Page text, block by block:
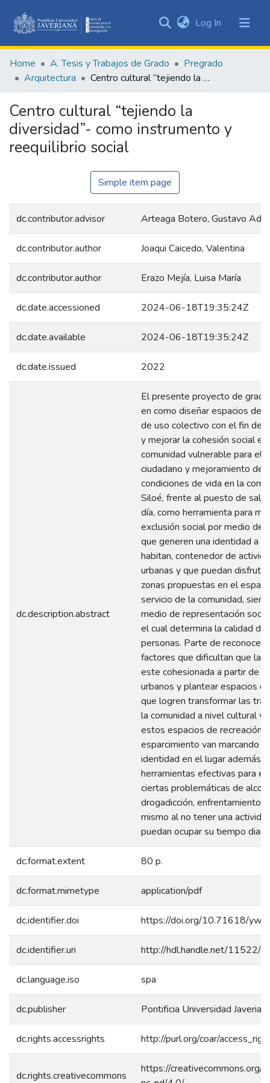
&
Collections
Statistics
Log In (current)
Home A. Tesis y Trabajos de Grado
Pregrado
Arquitectura
Centro cultural “tejiendo la diversidad”- como instrumento y reequilibrio social
Centro cultural “tejiendo la
diversidad”- como instrumento y
reequilibrio social
Simple item page
dc.contributor.advisor Arteaga Botero, Gustavo
dc.contributor.author Joaqui Caicedo, Valentina
dc.contributor.author Erazo Mejía, Luisa María
dc.date.accessioned 2024-06-18T19:35:24Z
dc.date.available 2024-06-18T19:35:24Z
dc.date.issued 2022
dc.description.abstract
El presente proyecto de
en como diseñar espacios de
de uso colectivo con el fin de
y mejorar la cohesión social en
comunidad vulnerable para el
ciudadano y mejoramiento de
condiciones de vida en la
Siloé, frente al puesto de
día, como herramienta para
exclusión social por medio de
que generen una identidad a
habitan, contenedor de
urbanas y que puedan
zonas propuestas en el
servicio de la comunidad,
medio de representación
el cual determina la calidad de
personas. Parte de reconocer
factores que dificultan que la
este cohesionada a partir de
urbanos y plantear espacios
que logren transformar las
la comunidad a nivel cultural y
estos espacios de recreación y
esparcimiento van marcando
identidad en el lugar además
herramientas efectivas para
ciertas problemáticas de
drogadicción,
mismo al no tener una
puedan ocupar su tiempo
dc.format.extent 80 p.
dc.format.mimetype application/pdf
dc.identifier.doi https://doi.org/10.71618/
dc.identifier.uri http://hdl.handle.net/11522/
dc.language.iso spa
dc.publisher Pontificia Universidad
dc.rights.accessrights http://purl.org/coar/
dc.rights.creativecommons
https://creativecommons.org/